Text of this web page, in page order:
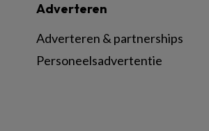
Adverteren
Adverteren & partnerships
Personeelsadvertentie